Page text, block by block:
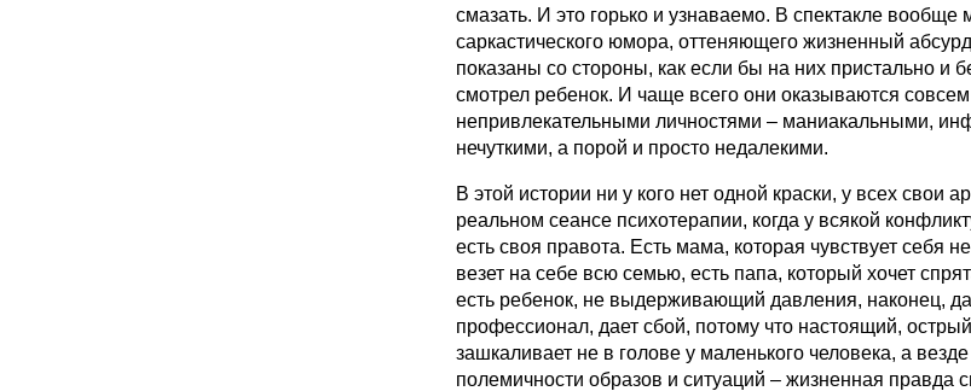
смазать. И это горько и узнаваемо. В спектакле вообще
саркастического юмора, оттеняющего жизненный
показаны со стороны, как если бы на них пристально и
смотрел ребенок. И чаще всего они оказываются совсем
непривлекательными личностями – маниакальными,
нечуткими, а порой и просто недалекими.
В этой истории ни у кого нет одной краски, у всех свои
реальном сеансе психотерапии, когда у всякой
есть своя правота. Есть мама, которая чувствует себя
везет на себе всю семью, есть папа, который хочет
есть ребенок, не выдерживающий давления, наконец,
профессионал, дает сбой, потому что настоящий,
зашкаливает не в голове у маленького человека, а везде
полемичности образов и ситуаций – жизненная правда